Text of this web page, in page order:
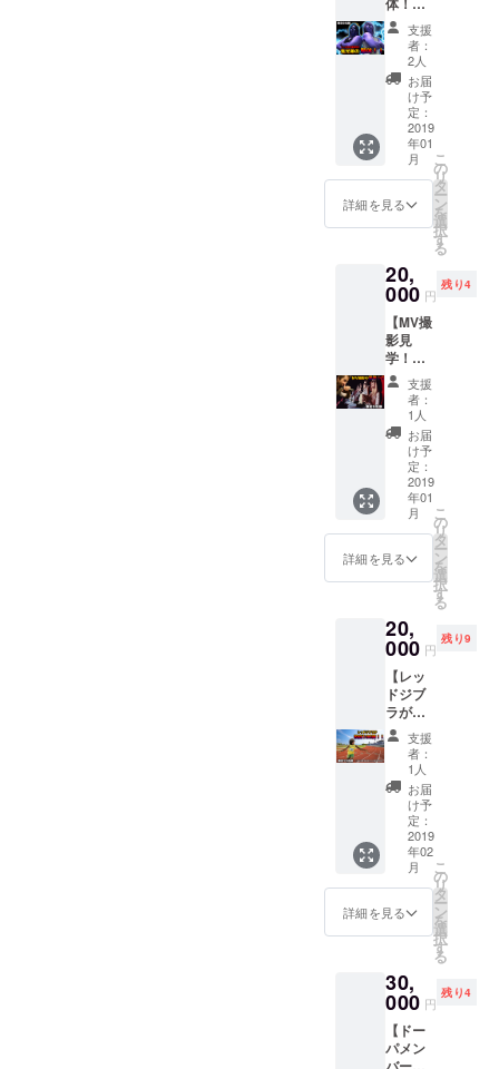
出演さ
れる場
合の撮
影場所
までの
移動交
通費は
支援者
様のご
負担と
す、ご
了承く
特典
【謎の
映像】
付き ス
タジオ
までの
交通費
は支援
者様の
ご負担
ます、
ご了承
付き
演奏指
導、た
だのお
しゃべ
りも
OK！ ※
スタジ
オ代込
み ※1コ
マ1時間
となり
ます。
カメラ
入りま
す。 ※
全リ
ターン
特典
【謎の
映像】
付き
(ドーパ
の生演
奏付
き)】
ドーパ
の名物
スタッ
フ鬼兄
弟(おに
きょう
だい)の
しっか
りとラ
スを取
得した
ガチな
マッ
サージ
をドー
パの生
演奏付
きで味
わう事
が可能
す！！
※一人に
付き30
分の施
術とな
数に
よって
は2人ず
つ同時
に施術
となる
ので、
当日の
状況次
第とな
ります
が基本
的に兄
弟どち
らかの
指名は
出来ま
※施術場
内のス
タジオ
となり
ます。
※生演奏
支援
者：
2人
お届
け予
定：
2019
年01
月
詳細を見る
こ
の
リ
タ
ー
ン
を
選
択
す
る
20,
000 円
残り4
【MV撮
影見
学！！
】 今回
のMV撮
影の様
子をフ
ルで見
学する
事が可
能で
す！ い
つ来て
もいつ
帰って
もOK！
映りた
い！と
いう人
はもう
一つの
「参
加」の
プラン
を選ん
でね！
※撮影地
が大阪
になる
可能性
があり
ます。
※現地ま
様負担
となり
ます。
※全リ
ターン
支援
者：
1人
お届
け予
定：
2019
年01
月
詳細を見る
こ
の
リ
タ
ー
ン
を
選
択
す
る
20,
000 円
残り9
【レッ
ドジブ
ラが校
庭100
周！！
パのア
イドル
「ジブ
ちゃ
ん」
が、 ひ
たすら
グルグ
ルと
走って
めつけ
ます。
あなた
はただ
それを...
支援
者：
1人
お届
け予
定：
2019
年02
月
詳細を見る
こ
の
リ
タ
ー
ン
を
選
択
す
る
30,
000 円
残り4
【ドー
パメン